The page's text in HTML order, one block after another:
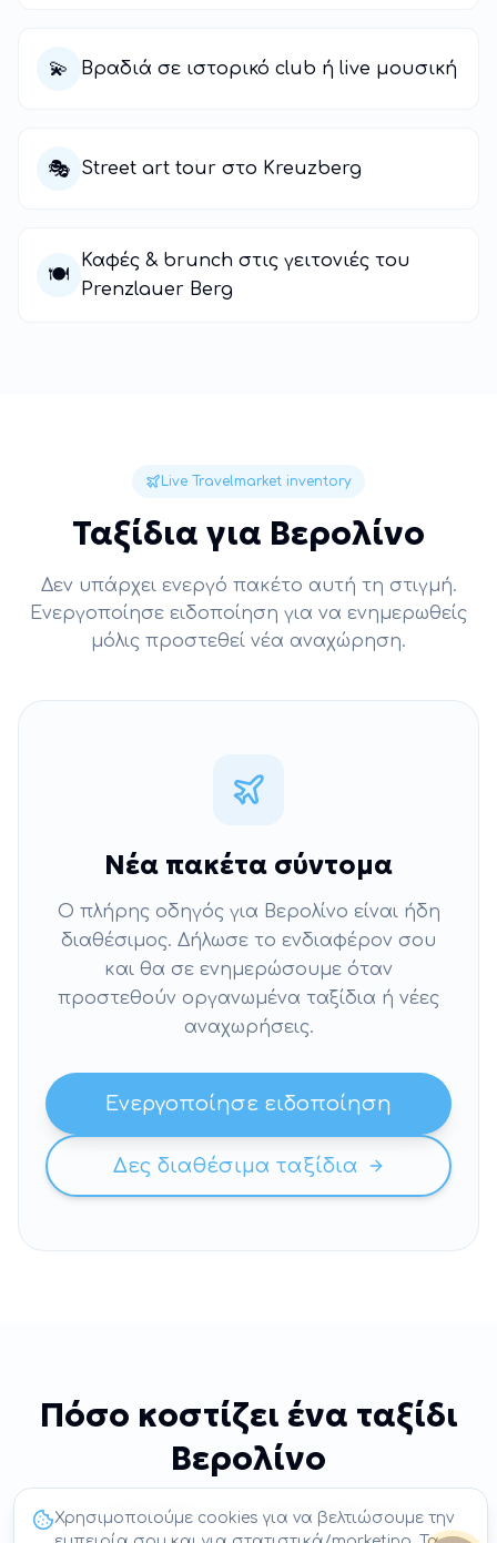
💫 Βραδιά σε ιστορικό club ή live μουσική
🎭 Street art tour στο Kreuzberg
🍽️
Καφές & brunch στις γειτονιές του
Prenzlauer Berg
Live Travelmarket inventory
Ταξίδια για Βερολίνο
Δεν υπάρχει ενεργό πακέτο αυτή τη στιγμή.
Ενεργοποίησε ειδοποίηση για να ενημερωθείς
μόλις προστεθεί νέα αναχώρηση.
Νέα πακέτα σύντομα
Ο πλήρης οδηγός για Βερολίνο είναι ήδη
διαθέσιμος. Δήλωσε το ενδιαφέρον σου
και θα σε ενημερώσουμε όταν
προστεθούν οργανωμένα ταξίδια ή νέες
αναχωρήσεις.
Ενεργοποίησε ειδοποίηση
Δες διαθέσιμα ταξίδια
Πόσο κοστίζει ένα ταξίδι
Βερολίνο
Τι να υπολογίσεις στον προϋπολογισμό σου.
Χρησιμοποιούμε cookies για να βελτιώσουμε την